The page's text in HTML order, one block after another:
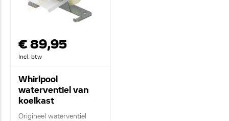
€ 89,95
Incl. btw
Whirlpool
waterventiel van
koelkast
482000030052
Origineel waterventiel